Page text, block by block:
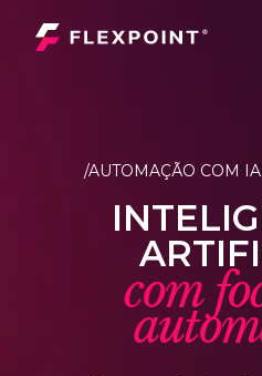
/AUTOMAÇÃO COM
INTELIG
ARTIFI
com fo
autom